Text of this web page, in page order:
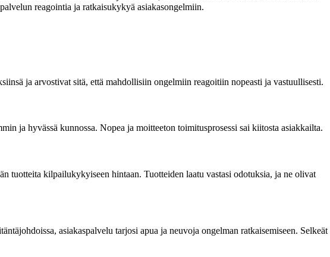
reagointia ja ratkaisukykyä asiakasongelmiin.
ja arvostivat sitä, että mahdollisiin ongelmiin reagoitiin nopeasti ja vastuullisesti.
ja hyvässä kunnossa. Nopea ja moitteeton toimitusprosessi sai kiitosta asiakkailta.
tuotteita kilpailukykyiseen hintaan. Tuotteiden laatu vastasi odotuksia, ja ne olivat
asiakaspalvelu tarjosi apua ja neuvoja ongelman ratkaisemiseen. Selkeät